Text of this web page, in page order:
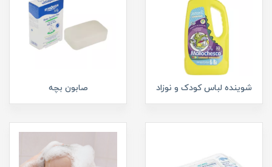
شوینده لباس کودک و نوزاد صابون بچه